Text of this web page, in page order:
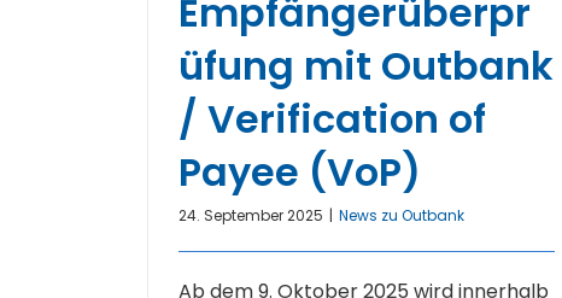
Empfängerüberpr
üfung mit Outbank
/ Verification of
Payee (VoP)
24. September 2025 | News zu Outbank
Ab dem 9. Oktober 2025 wird innerhalb